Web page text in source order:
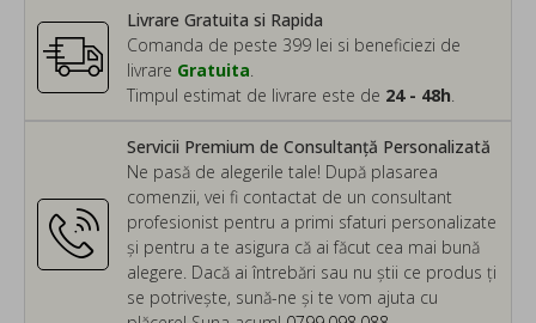
Servicii Premium de Consultanță Personalizată
Ne pasă de alegerile tale! După plasarea
comenzii, vei fi contactat de un consultant
profesionist pentru a primi sfaturi personalizate
și pentru a te asigura că ai făcut cea mai bună
alegere. Dacă ai întrebări sau nu știi ce produs ți
se potrivește, sună-ne și te vom ajuta cu
Livrare Gratuita si Rapida
Comanda de peste 399 lei si beneficiezi de
livrare Gratuita
Timpul estimat de livrare este de 24 - 48h